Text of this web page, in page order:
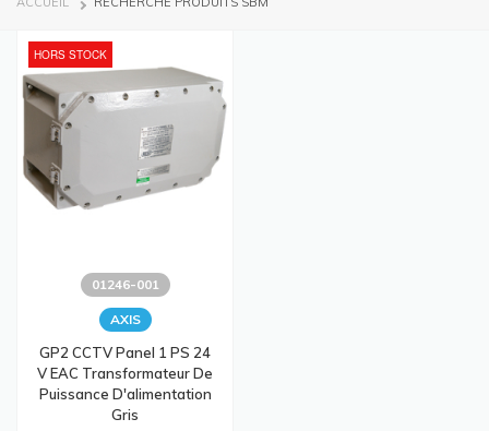
HORS STOCK
01246-001
AXIS
GP2 CCTV Panel 1 PS 24
V EAC Transformateur De
Puissance D'alimentation
Gris